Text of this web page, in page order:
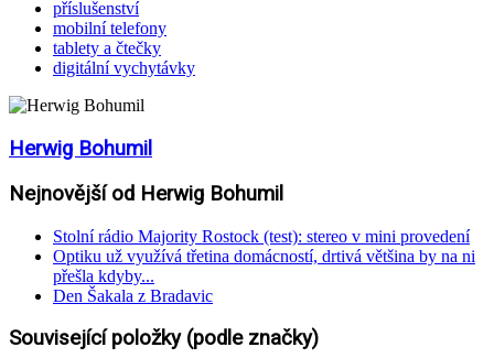
příslušenství
mobilní telefony
tablety a čtečky
digitální vychytávky
Herwig Bohumil
Nejnovější od Herwig Bohumil
Stolní rádio Majority Rostock (test): stereo v mini provedení
Optiku už využívá třetina domácností, drtivá většina by na ni
přešla kdyby...
Den Šakala z Bradavic
Související položky (podle značky)